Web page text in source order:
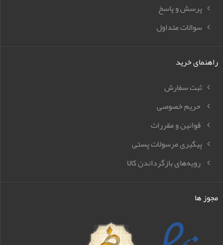
پرسش و پاسخ
سوالات متداول
راهنمای خرید
ثبت سفارش
حریم خصوصی
قوانین و مقررات
پیگیری مرسولات پستی
رویه‌های بازگرداندن کالا
مجوز ها